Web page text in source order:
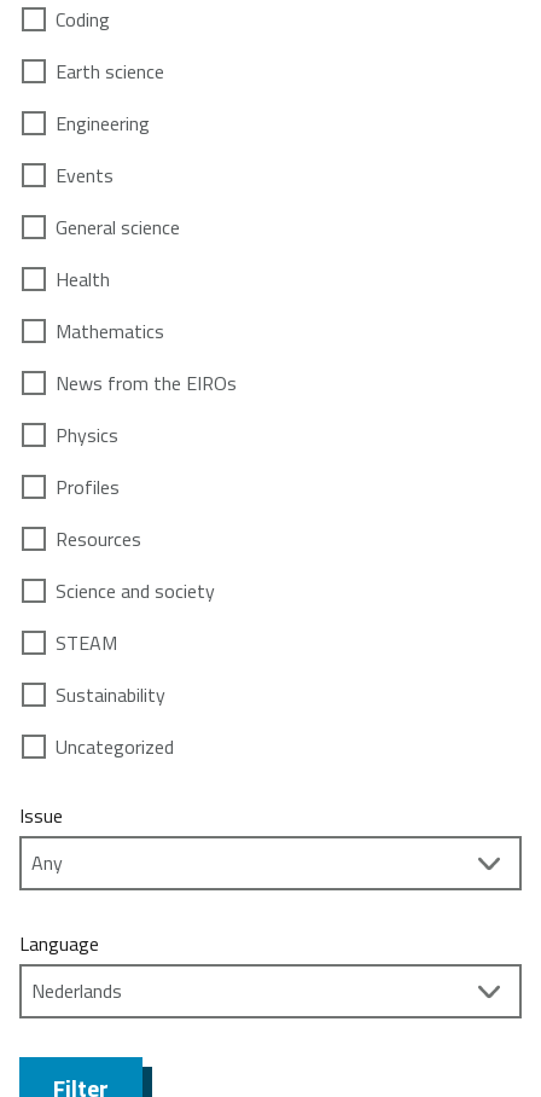
Coding
Earth science
Engineering
Events
General science
Health
Mathematics
News from the EIROs
Physics
Profiles
Resources
Science and society
STEAM
Sustainability
Uncategorized
Issue
Language
Filter